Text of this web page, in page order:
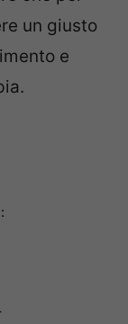
un giusto
e